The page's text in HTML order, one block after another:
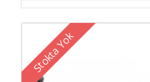
Stokta Yok